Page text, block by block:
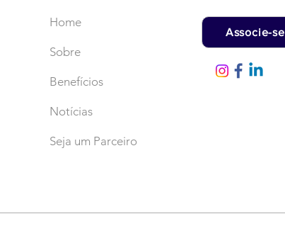
Home
Sobre
Benefícios
Notícias
Seja um Parceiro
Associe-se